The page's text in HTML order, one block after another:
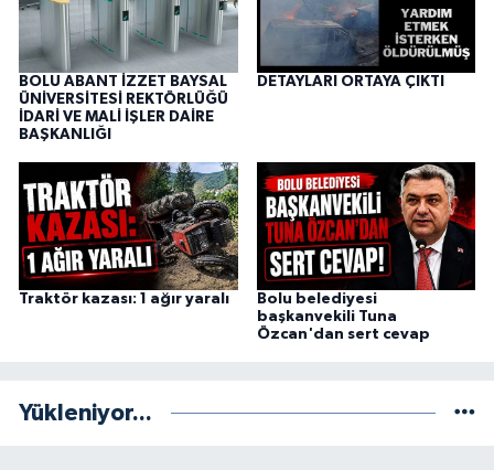
BOLU ABANT İZZET BAYSAL
ÜNİVERSİTESİ REKTÖRLÜĞÜ
İDARİ VE MALİ İŞLER DAİRE
BAŞKANLIĞI
DETAYLARI ORTAYA ÇIKTI
Traktör kazası: 1 ağır yaralı
Bolu belediyesi
başkanvekili Tuna
Özcan'dan sert cevap
Yükleniyor...